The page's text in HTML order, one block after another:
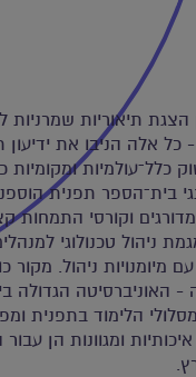
תיאוריות
אלה הניבו את ידיעון
כלל־עולמיות
בית־הספר תפנית
מדורגים וקורסי
ניהול טכנולוגי
ניהול. מקור
- האוניברסיטה הגדולה
הלימוד בתפנית
ומגוונות הן